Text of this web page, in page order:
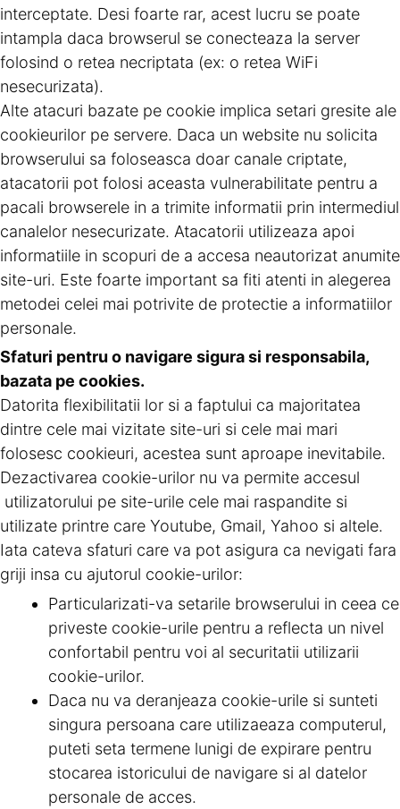
interceptate. Desi foarte rar, acest lucru se poate
intampla daca browserul se conecteaza la server
folosind o retea necriptata (ex: o retea WiFi
nesecurizata).
Alte atacuri bazate pe cookie implica setari gresite ale
cookieurilor pe servere. Daca un website nu solicita
browserului sa foloseasca doar canale criptate,
atacatorii pot folosi aceasta vulnerabilitate pentru a
pacali browserele in a trimite informatii prin intermediul
canalelor nesecurizate. Atacatorii utilizeaza apoi
informatiile in scopuri de a accesa neautorizat anumite
site-uri. Este foarte important sa fiti atenti in alegerea
metodei celei mai potrivite de protectie a informatiilor
personale.
Sfaturi pentru o navigare sigura si responsabila,
bazata pe cookies.
Datorita flexibilitatii lor si a faptului ca majoritatea
dintre cele mai vizitate site-uri si cele mai mari
folosesc cookieuri, acestea sunt aproape inevitabile.
Dezactivarea cookie-urilor nu va permite accesul
utilizatorului pe site-urile cele mai raspandite si
utilizate printre care Youtube, Gmail, Yahoo si altele.
Iata cateva sfaturi care va pot asigura ca nevigati fara
griji insa cu ajutorul cookie-urilor:
Particularizati-va setarile browserului in ceea ce
priveste cookie-urile pentru a reflecta un nivel
confortabil pentru voi al securitatii utilizarii
cookie-urilor.
Daca nu va deranjeaza cookie-urile si sunteti
singura persoana care utilizaeaza computerul,
puteti seta termene lunigi de expirare pentru
stocarea istoricului de navigare si al datelor
personale de acces.